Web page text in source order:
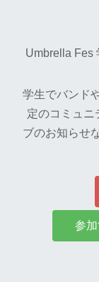
Umbrella Fes
学生でバンド
定のコミュニ
ブのお知らせ
参